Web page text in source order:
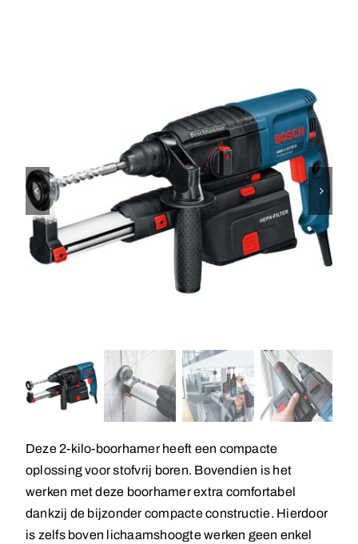
Deze 2-kilo-boorhamer heeft een compacte
oplossing voor stofvrij boren. Bovendien is het
werken met deze boorhamer extra comfortabel
dankzij de bijzonder compacte constructie. Hierdoor
is zelfs boven lichaamshoogte werken geen enkel